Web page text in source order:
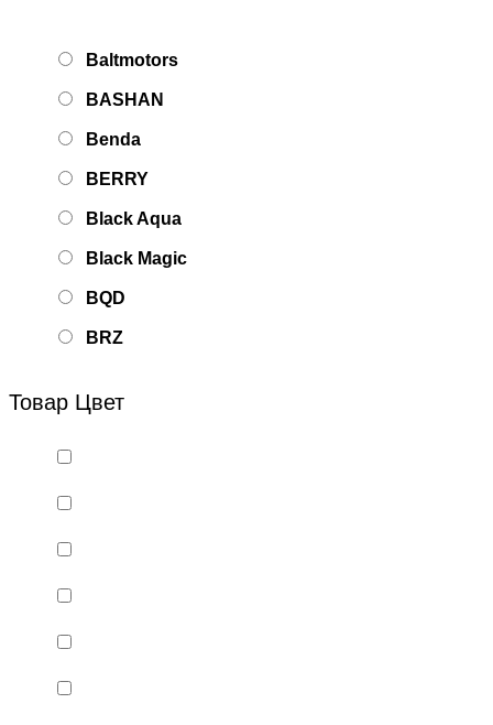
Baltmotors
BASHAN
Benda
BERRY
Black Aqua
Black Magic
BQD
BRZ
BSQ
Товар Цвет